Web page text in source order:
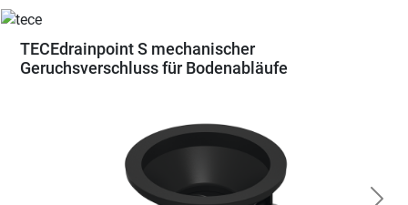
TECEdrainpoint S mechanischer
Geruchsverschluss für Bodenabläufe